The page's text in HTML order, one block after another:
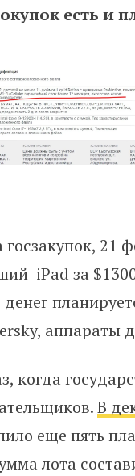
есть и
21
iPad за
аппараты
когда
В
еще пять
лота